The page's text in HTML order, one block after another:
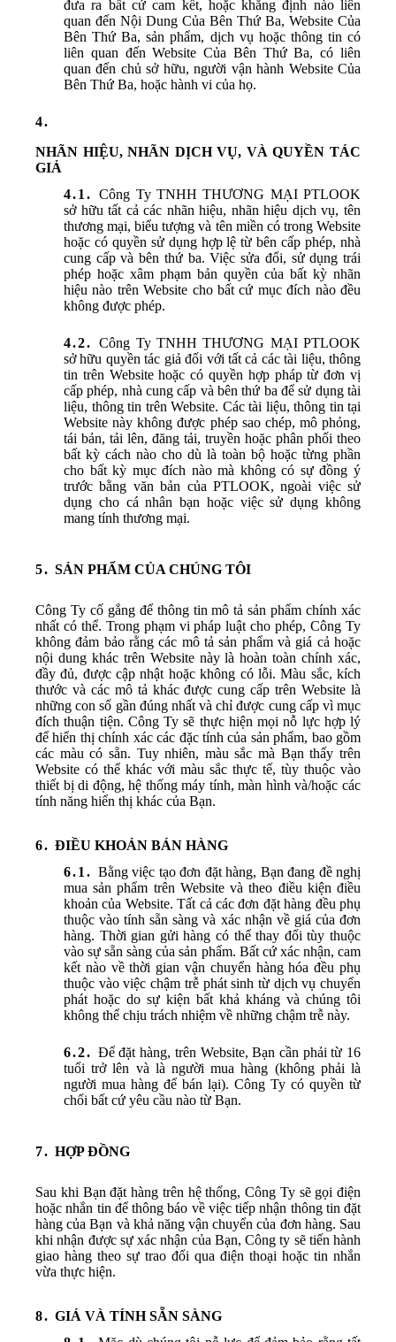
đưa ra bất cứ cam kết, hoặc khẳng định nào liên
quan đến Nội Dung Của Bên Thứ Ba, Website Của
Bên Thứ Ba, sản phẩm, dịch vụ hoặc thông tin có
liên quan đến Website Của Bên Thứ Ba, có liên
quan đến chủ sở hữu, người vận hành Website Của
Bên Thứ Ba, hoặc hành vi của họ.
NHÃN HIỆU, NHÃN DỊCH VỤ, VÀ QUYỀN TÁC
GIẢ
Công Ty TNHH THƯƠNG MẠI PTLOOK
sở hữu tất cả các nhãn hiệu, nhãn hiệu dịch vụ, tên
thương mại, biểu tượng và tên miền có trong Website
hoặc có quyền sử dụng hợp lệ từ bên cấp phép, nhà
cung cấp và bên thứ ba. Việc sửa đổi, sử dụng trái
phép hoặc xâm phạm bản quyền của bất kỳ nhãn
hiệu nào trên Website cho bất cứ mục đích nào đều
không được phép.
Công Ty TNHH THƯƠNG MẠI PTLOOK
sở hữu quyền tác giả đối với tất cả các tài liệu, thông
tin trên Website hoặc có quyền hợp pháp từ đơn vị
cấp phép, nhà cung cấp và bên thứ ba để sử dụng tài
liệu, thông tin trên Website. Các tài liệu, thông tin tại
Website này không được phép sao chép, mô phỏng,
tái bản, tải lên, đăng tải, truyền hoặc phân phối theo
bất kỳ cách nào cho dù là toàn bộ hoặc từng phần
cho bất kỳ mục đích nào mà không có sự đồng ý
trước bằng văn bản của PTLOOK, ngoài việc sử
dụng cho cá nhân bạn hoặc việc sử dụng không
mang tính thương mại.
SẢN PHẨM CỦA CHÚNG TÔI
Công Ty cố gắng để thông tin mô tả sản phẩm chính xác
nhất có thể. Trong phạm vi pháp luật cho phép, Công Ty
không đảm bảo rằng các mô tả sản phẩm và giá cả hoặc
nội dung khác trên Website này là hoàn toàn chính xác,
đầy đủ, được cập nhật hoặc không có lỗi. Màu sắc, kích
thước và các mô tả khác được cung cấp trên Website là
những con số gần đúng nhất và chỉ được cung cấp vì mục
đích thuận tiện. Công Ty sẽ thực hiện mọi nỗ lực hợp lý
để hiển thị chính xác các đặc tính của sản phẩm, bao gồm
các màu có sẵn. Tuy nhiên, màu sắc mà Bạn thấy trên
Website có thể khác với màu sắc thực tế, tùy thuộc vào
thiết bị di động, hệ thống máy tính, màn hình và/hoặc các
tính năng hiển thị khác của Bạn.
ĐIỀU KHOẢN BÁN HÀNG
Bằng việc tạo đơn đặt hàng, Bạn đang đề nghị
mua sản phẩm trên Website và theo điều kiện điều
khoản của Website. Tất cả các đơn đặt hàng đều phụ
thuộc vào tính sẵn sàng và xác nhận về giá của đơn
hàng. Thời gian gửi hàng có thể thay đổi tùy thuộc
vào sự sẵn sàng của sản phẩm. Bất cứ xác nhận, cam
kết nào về thời gian vận chuyển hàng hóa đều phụ
thuộc vào việc chậm trễ phát sinh từ dịch vụ chuyển
phát hoặc do sự kiện bất khả kháng và chúng tôi
không thể chịu trách nhiệm về những chậm trễ này.
Để đặt hàng, trên Website, Bạn cần phải từ 16
tuổi trở lên và là người mua hàng (không phải là
người mua hàng để bán lại). Công Ty có quyền từ
chối bất cứ yêu cầu nào từ Bạn.
HỢP ĐỒNG
Sau khi Bạn đặt hàng trên hệ thống, Công Ty sẽ gọi điện
hoặc nhắn tin để thông báo về việc tiếp nhận thông tin đặt
hàng của Bạn và khả năng vận chuyển của đơn hàng. Sau
khi nhận được sự xác nhận của Bạn, Công ty sẽ tiến hành
giao hàng theo sự trao đổi qua điện thoại hoặc tin nhắn
vừa thực hiện.
GIÁ VÀ TÍNH SẴN SÀNG